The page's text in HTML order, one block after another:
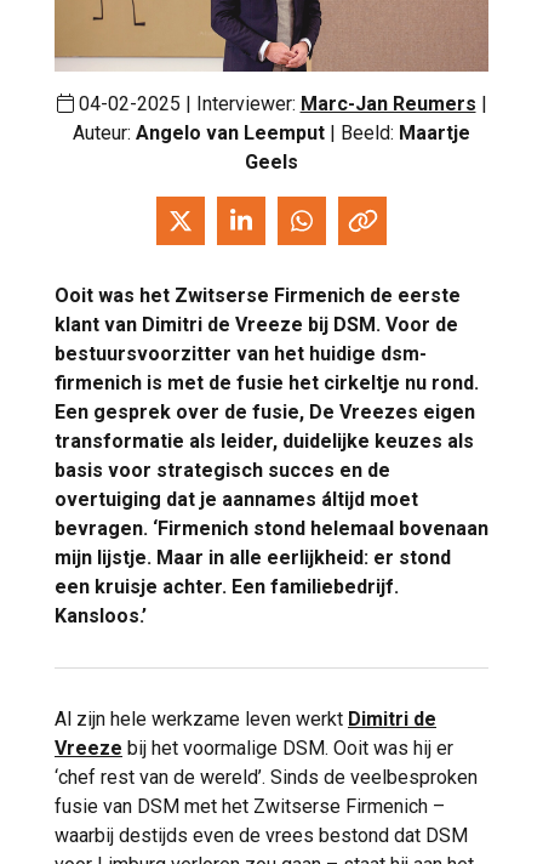
04-02-2025 | Interviewer: Marc-Jan Reumers |
Auteur: Angelo van Leemput | Beeld: Maartje
Geels
Ooit was het Zwitserse Firmenich de eerste
klant van Dimitri de Vreeze bij DSM. Voor de
bestuursvoorzitter van het huidige dsm-
firmenich is met de fusie het cirkeltje nu rond.
Een gesprek over de fusie, De Vreezes eigen
transformatie als leider, duidelijke keuzes als
basis voor strategisch succes en de
overtuiging dat je aannames áltijd moet
bevragen. ‘Firmenich stond helemaal bovenaan
mijn lijstje. Maar in alle eerlijkheid: er stond
een kruisje achter. Een familiebedrijf.
Kansloos.’
Al zijn hele werkzame leven werkt Dimitri de
Vreeze bij het voormalige DSM. Ooit was hij er
‘chef rest van de wereld’. Sinds de veelbesproken
fusie van DSM met het Zwitserse Firmenich –
waarbij destijds even de vrees bestond dat DSM